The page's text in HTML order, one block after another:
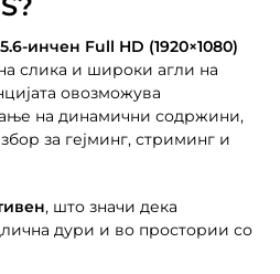
инчен Full HD (1920×1080)
слика и широки агли на
овозможува
на динамични содржини,
за гејминг, стриминг и
, што значи дека
дури и во простории со